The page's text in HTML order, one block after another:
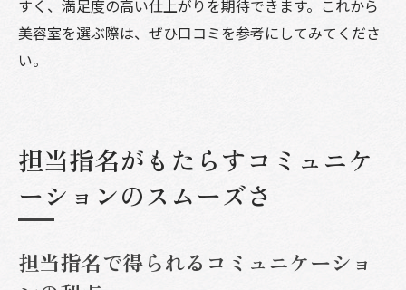
すく、満足度の高い仕上がりを期待できます。これから
美容室を選ぶ際は、ぜひ口コミを参考にしてみてくださ
い。
担当指名がもたらすコミュニケ
ーションのスムーズさ
担当指名で得られるコミュニケーショ